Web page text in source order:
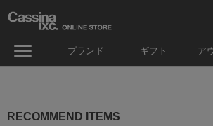
ブランド ギフト ア
RECOMMEND ITEMS